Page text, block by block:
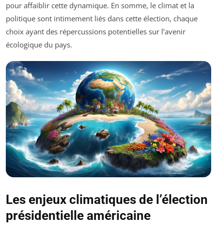
pour affaiblir cette dynamique. En somme, le climat et la
politique sont intimement liés dans cette élection, chaque
choix ayant des répercussions potentielles sur l’avenir
écologique du pays.
Les enjeux climatiques de l’élection
présidentielle américaine